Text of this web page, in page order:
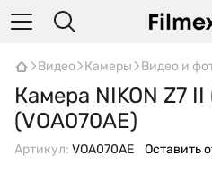
Видео Камеры Видео и
Камера NIKON Z7
(VOA070AE)
Артикул: VOA070AE Оставить